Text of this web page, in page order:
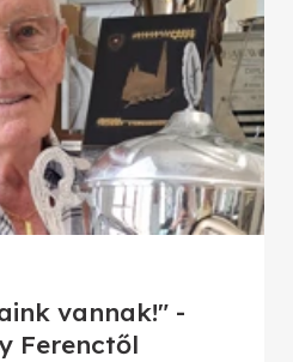
vannak!" -
Ferenctől